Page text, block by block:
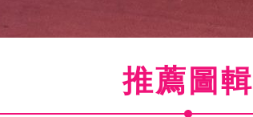
推薦圖輯